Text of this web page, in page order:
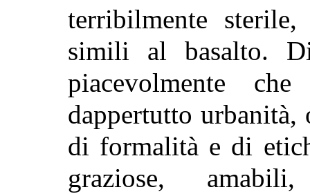
terribilmente
simili al basalto.
piacevolmente
dappertutto
di formalità e di
graziose,